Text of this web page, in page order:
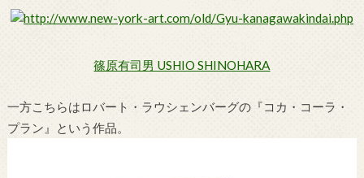
篠原有司男 USHIO SHINOHARA
一方こちらはロバート・ラウシェンバーグの『コカ・コーラ・
プラン』という作品。